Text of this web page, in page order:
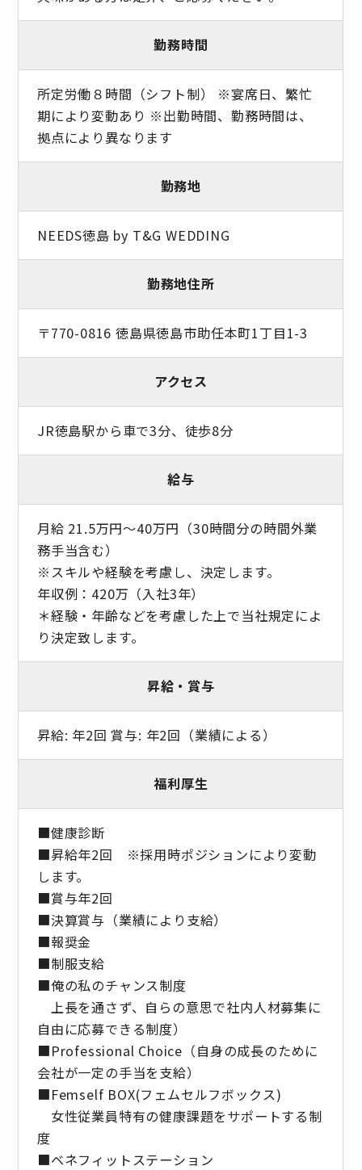
勤務時間
所定労働８時間（シフト制） ※宴席日、繁忙
期により変動あり ※出勤時間、勤務時間は、
拠点により異なります
勤務地
NEEDS徳島 by T&G WEDDING
勤務地住所
〒770-0816 徳島県徳島市助任本町1丁目1-3
アクセス
JR徳島駅から車で3分、徒歩8分
給与
月給 21.5万円～40万円（30時間分の時間外業
務手当含む）
※スキルや経験を考慮し、決定します。
年収例：420万（入社3年）
＊経験・年齢などを考慮した上で当社規定によ
り決定致します。
昇給・賞与
昇給: 年2回 賞与: 年2回（業績による）
福利厚生
■健康診断
■昇給年2回 ※採⽤時ポジションにより変動
します。
■賞与年2回
■決算賞与（業績により⽀給）
■報奨⾦
■制服支給
■俺の私のチャンス制度
上長を通さず、自らの意思で社内人材募集に
自由に応募できる制度）
■Professional Choice（自身の成長のために
会社が⼀定の手当を支給）
■Femself BOX(フェムセルフボックス)
女性従業員特有の健康課題をサポートする制
度
■ベネフィットステーション